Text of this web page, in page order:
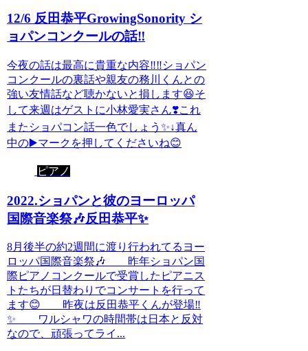
12/6 反田恭平GrowingSonority シ
ョパンコンクールの話‼️
今夜の話は最高に貴重な内容‼️‼️ショパン
コンクールの裏話や親友の務川くんとの
強い友情話など聴かないと損します😆そ
して来週はゲストに小林愛実さん❣️これ
またショパコン話一色でしょう✨↓真ん
中の▶️マークを押してくださいね😊
ピアノ
2022.ショパンと彼のヨーロッパ
国際音楽祭🎶反田恭平✨
8月後半の約2週間に渡り行われてるヨー
ロッパ国際音楽祭🎶 昨年ショパン国
際ピアノコンクールで受賞したピアニス
トたちが日替わりでコンサートを行って
ます😊 昨夜は反田恭平くんが登場‼️
✨ ワルシャワの時間帯は日本と反対
なので、頑張ってライ...